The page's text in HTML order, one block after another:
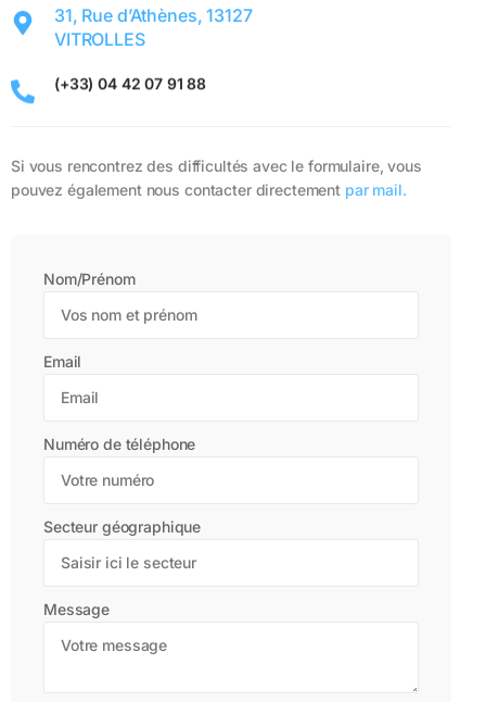
31, Rue d’Athènes, 13127
VITROLLES
(+33) 04 42 07 91 88
Si vous rencontrez des difficultés avec le formulaire, vous
pouvez également nous contacter directement par mail.
Nom/Prénom
Email
Numéro de téléphone
Secteur géographique
Message